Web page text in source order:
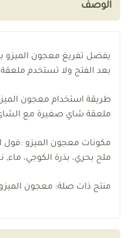
الوصف
يفضل تفريغ معجون الميزو
بعد الفتح ولا تستخدم
طريقة استخدام معجون
ملعقة شاي صغيرة مع الشاي
مكونات معجون الميزو :فول
ملح بحري، بذرة الكوجي، ماء,
منتج ذات صلة: معجون الميزو